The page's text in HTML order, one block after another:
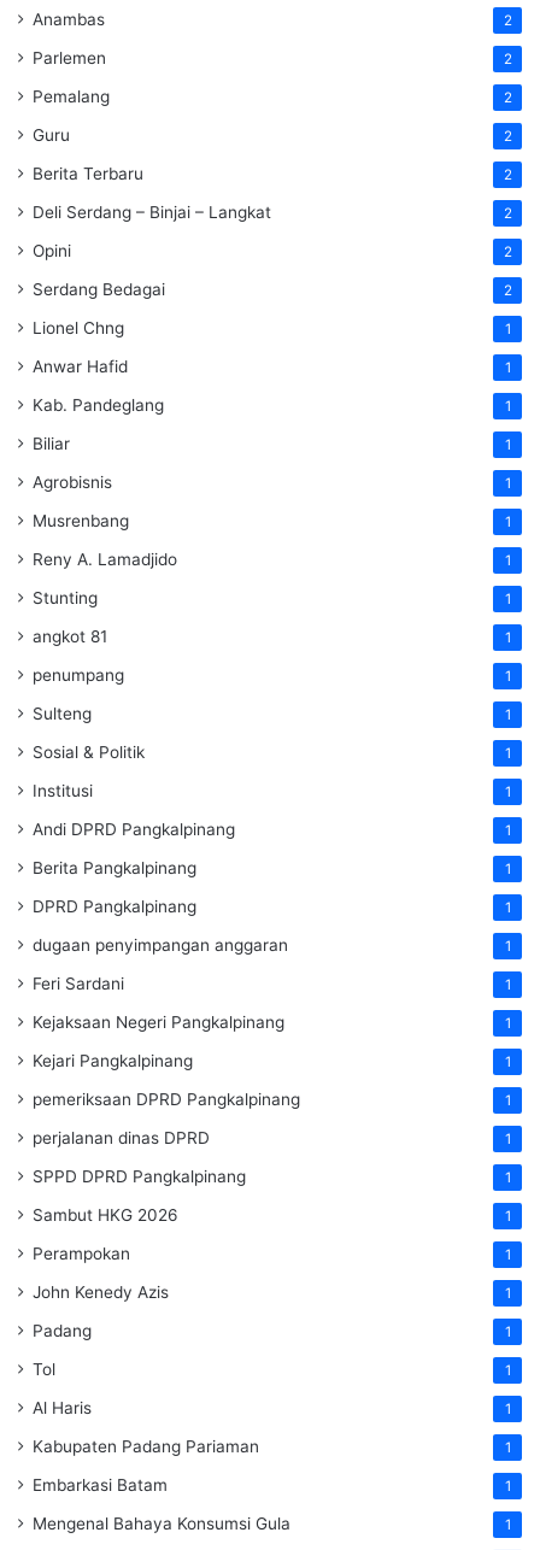
Anambas 2
Parlemen 2
Pemalang 2
Guru 2
Berita Terbaru 2
Deli Serdang – Binjai – Langkat 2
Opini 2
Serdang Bedagai 2
Lionel Chng 1
Anwar Hafid 1
Kab. Pandeglang 1
Biliar 1
Agrobisnis 1
Musrenbang 1
Reny A. Lamadjido 1
Stunting 1
angkot 81 1
penumpang 1
Sulteng 1
Sosial & Politik 1
Institusi 1
Andi DPRD Pangkalpinang 1
Berita Pangkalpinang 1
DPRD Pangkalpinang 1
dugaan penyimpangan anggaran 1
Feri Sardani 1
Kejaksaan Negeri Pangkalpinang 1
Kejari Pangkalpinang 1
pemeriksaan DPRD Pangkalpinang 1
perjalanan dinas DPRD 1
SPPD DPRD Pangkalpinang 1
Sambut HKG 2026 1
Perampokan 1
John Kenedy Azis 1
Padang 1
Tol 1
Al Haris 1
Kabupaten Padang Pariaman 1
Embarkasi Batam 1
Mengenal Bahaya Konsumsi Gula 1